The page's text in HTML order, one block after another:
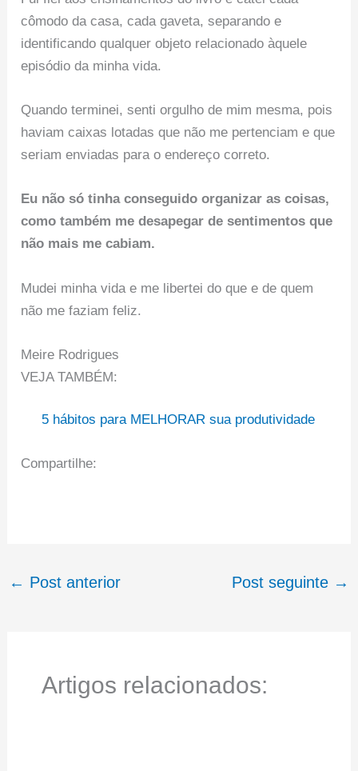
cômodo da casa, cada gaveta, separando e
identificando qualquer objeto relacionado àquele
episódio da minha vida.
Quando terminei, senti orgulho de mim mesma, pois
haviam caixas lotadas que não me pertenciam e que
seriam enviadas para o endereço correto.
Eu não só tinha conseguido organizar as coisas,
como também me desapegar de sentimentos que
não mais me cabiam.
Mudei minha vida e me libertei do que e de quem
não me faziam feliz.
Meire Rodrigues
VEJA TAMBÉM:
5 hábitos para MELHORAR sua produtividade
Compartilhe:
← Post anterior Post seguinte →
Artigos relacionados: